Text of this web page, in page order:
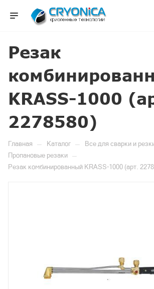
Резак
KRASS-1000
2278580)
Главная — Каталог — Все для сварки и
Пропановые резаки —
Резак комбинированный KRASS-1000 (арт.